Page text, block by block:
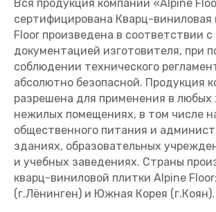
Вся продукция компании «Alpine
сертифицирована Кварц-виниловая
Floor произведена в соответствии с
документацией изготовителя, при
соблюдении технического
абсолютно безопасной. Продукция
разрешена для применения в
нежилых помещениях, в том числе
общественного питания и
зданиях, образовательных
и учебных заведениях. Страны
кварц-виниловой плитки Alpine
(г.Лёнинген) и Южная Корея (г.Коян).